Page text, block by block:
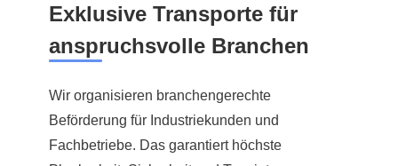
Exklusive Transporte für
anspruchsvolle Branchen
Wir organisieren branchengerechte
Beförderung für Industriekunden und
Fachbetriebe. Das garantiert höchste